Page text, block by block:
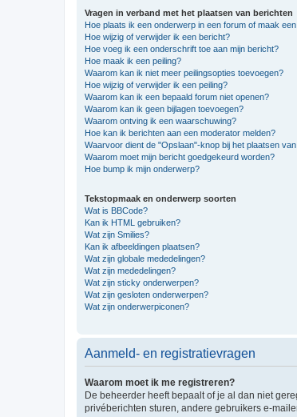
Vragen in verband met het plaatsen van berichten
Hoe plaats ik een onderwerp in een forum of maak
Hoe wijzig of verwijder ik een bericht?
Hoe voeg ik een onderschrift toe aan mijn bericht?
Hoe maak ik een peiling?
Waarom kan ik niet meer peilingsopties toevoegen?
Hoe wijzig of verwijder ik een peiling?
Waarom kan ik een bepaald forum niet openen?
Waarom kan ik geen bijlagen toevoegen?
Waarom ontving ik een waarschuwing?
Hoe kan ik berichten aan een moderator melden?
Waarvoor dient de "Opslaan"-knop bij het plaatsen
Waarom moet mijn bericht goedgekeurd worden?
Hoe bump ik mijn onderwerp?
Tekstopmaak en onderwerp soorten
Wat is BBCode?
Kan ik HTML gebruiken?
Wat zijn Smilies?
Kan ik afbeeldingen plaatsen?
Wat zijn globale mededelingen?
Wat zijn mededelingen?
Wat zijn sticky onderwerpen?
Wat zijn gesloten onderwerpen?
Wat zijn onderwerpiconen?
Aanmeld- en registratievragen
Waarom moet ik me registreren?
De beheerder heeft bepaalt of je al dan niet
privéberichten sturen, andere gebruikers e-